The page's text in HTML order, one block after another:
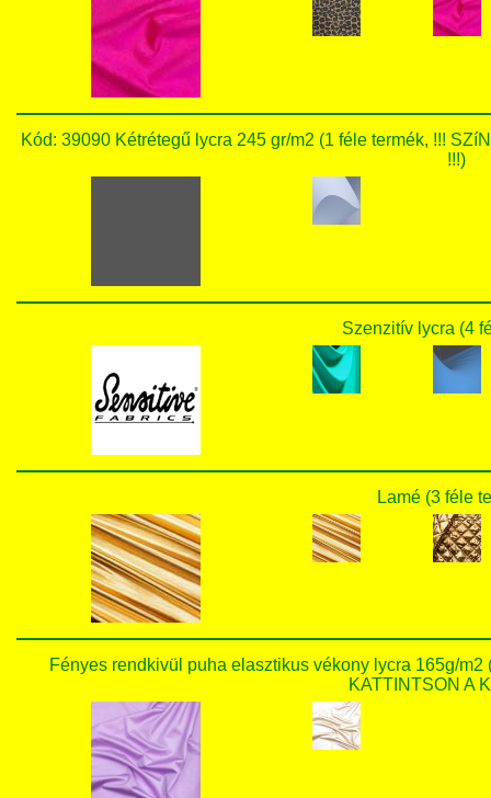
Kód: 39090 Kétrétegű lycra 245 gr/m2 (1 féle termék, !!!
!!!)
Szenzitív lycra (4
Lamé (3 féle
Fényes rendkivül puha elasztikus vékony lycra 165g/
KATTINTSON A